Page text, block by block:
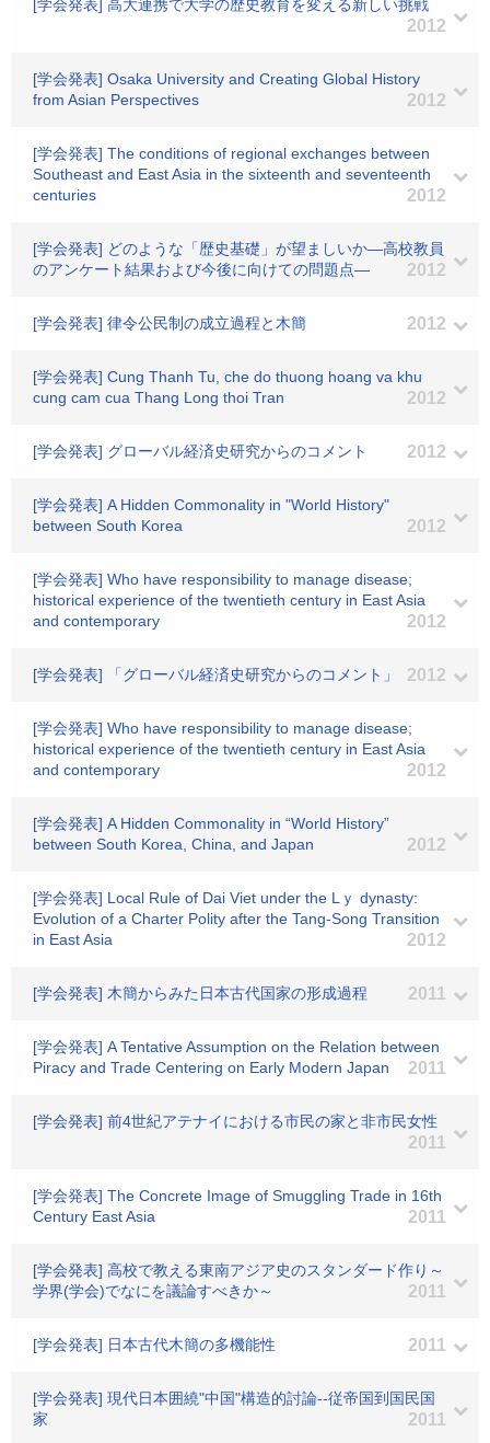
[学会発表] 高大連携で大学の歴史教育を変える新しい挑戦
2012
[学会発表] Osaka University and Creating Global History
from Asian Perspectives
2012
[学会発表] The conditions of regional exchanges between
Southeast and East Asia in the sixteenth and seventeenth
centuries
2012
[学会発表] どのような「歴史基礎」が望ましいか―高校教員
のアンケート結果および今後に向けての問題点―
2012
[学会発表] 律令公民制の成立過程と木簡 2012
[学会発表] Cung Thanh Tu, che do thuong hoang va khu
cung cam cua Thang Long thoi Tran
2012
[学会発表] グローバル経済史研究からのコメント 2012
[学会発表] A Hidden Commonality in "World History"
between South Korea
2012
[学会発表] Who have responsibility to manage disease;
historical experience of the twentieth century in East Asia
and contemporary
2012
[学会発表] 「グローバル経済史研究からのコメント」 2012
[学会発表] Who have responsibility to manage disease;
historical experience of the twentieth century in East Asia
and contemporary
2012
[学会発表] A Hidden Commonality in “World History”
between South Korea, China, and Japan
2012
[学会発表] Local Rule of Dai Viet under the Lｙ dynasty:
Evolution of a Charter Polity after the Tang-Song Transition
in East Asia
2012
[学会発表] 木簡からみた日本古代国家の形成過程 2011
[学会発表] A Tentative Assumption on the Relation between
Piracy and Trade Centering on Early Modern Japan
2011
[学会発表] 前4世紀アテナイにおける市民の家と非市民女性
2011
[学会発表] The Concrete Image of Smuggling Trade in 16th
Century East Asia
2011
[学会発表] 高校で教える東南アジア史のスタンダード作り～
学界(学会)でなにを議論すべきか～
2011
[学会発表] 日本古代木簡の多機能性 2011
[学会発表] 現代日本囲繞"中国"構造的討論--従帝国到国民国
家
2011